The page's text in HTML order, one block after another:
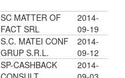
SC MATTER OF
FACT SRL
2014-
09-19
S.C. MATEI CONF
GRUP S.R.L.
2014-
09-12
SP-CASHBACK
2014-